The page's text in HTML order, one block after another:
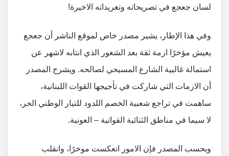
لسان جعجع في تصريحاته وتغريداته الاخيرة!
وفي هذا الإطار، يشير مصدر خاص لموقع الناشر أن جعجع
يعيش مؤخرًا ازمة ثقة بعد الشعور الذي انتابه لاشهر عن
استمالة غالبية الشارع المسيحي لصالحه. ويشرح المصدر
أن الازمات التي شاركت في تأجيجها القوات اللبنانية،
ساهمت في تراجع شعبية الخصم اللدود للتيار الوطني الحر،
لا سيما في مناطق الثنائية القواتية – العونية.
وبحسب المصدر فإن الامور انعكست موخرًا، وانقلب